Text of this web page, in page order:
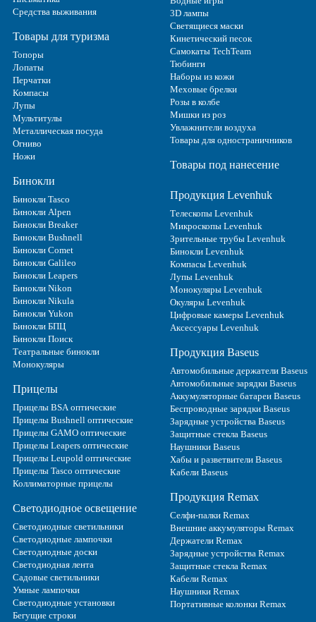
Средства выживания
Товары для туризма
Топоры
Лопаты
Перчатки
Компасы
Лупы
Мультитулы
Металлическая посуда
Огниво
Ножи
Бинокли
Бинокли Tasco
Бинокли Alpen
Бинокли Breaker
Бинокли Bushnell
Бинокли Comet
Бинокли Galileo
Бинокли Leapers
Бинокли Nikon
Бинокли Nikula
Бинокли Yukon
Бинокли БПЦ
Бинокли Поиск
Театральные бинокли
Монокуляры
Прицелы
Прицелы BSA оптические
Прицелы Bushnell оптические
Прицелы GAMO оптические
Прицелы Leapers оптические
Прицелы Leupold оптические
Прицелы Tasco оптические
Коллиматорные прицелы
Светодиодное освещение
Светодиодные светильники
Светодиодные лампочки
Светодиодные доски
Светодиодная лента
Садовые светильники
Умные лампочки
Светодиодные установки
Бегущие строки
3D лампы
Светящиеся маски
Кинетический песок
Самокаты TechTeam
Тюбинги
Наборы из кожи
Меховые брелки
Розы в колбе
Мишки из роз
Увлажнители воздуха
Товары для одностраничников
Товары под нанесение
Продукция Levenhuk
Телескопы Levenhuk
Микроскопы Levenhuk
Зрительные трубы Levenhuk
Бинокли Levenhuk
Компасы Levenhuk
Лупы Levenhuk
Монокуляры Levenhuk
Окуляры Levenhuk
Цифровые камеры Levenhuk
Аксессуары Levenhuk
Продукция Baseus
Автомобильные держатели Baseus
Автомобильные зарядки Baseus
Аккумуляторные батареи Baseus
Беспроводные зарядки Baseus
Зарядные устройства Baseus
Защитные стекла Baseus
Наушники Baseus
Хабы и разветвители Baseus
Кабели Baseus
Продукция Remax
Селфи-палки Remax
Внешние аккумуляторы Remax
Держатели Remax
Зарядные устройства Remax
Защитные стекла Remax
Кабели Remax
Наушники Remax
Портативные колонки Remax